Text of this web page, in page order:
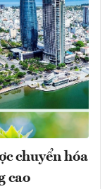
chuyển hóa
cao